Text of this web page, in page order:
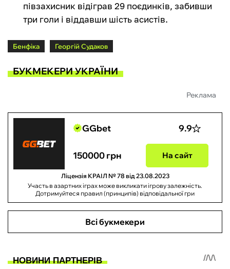
півзахисник відіграв 29 поєдинків, забивши
три голи і віддавши шість асистів.
Бенфіка Георгій Судаков
БУКМЕКЕРИ УКРАЇНИ
Реклама
GGbet 9.9
150000 грн На сайт
Ліцензія КРАІЛ № 78 від 23.08.2023
Участь в азартних іграх може викликати ігрову залежність.
Дотримуйтеся правил (принципів) відповідальної гри
Всі букмекери